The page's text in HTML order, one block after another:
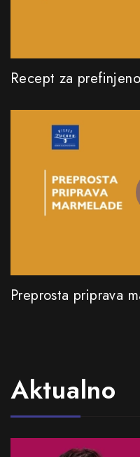
Recept za
Preprosta priprava
Aktualno